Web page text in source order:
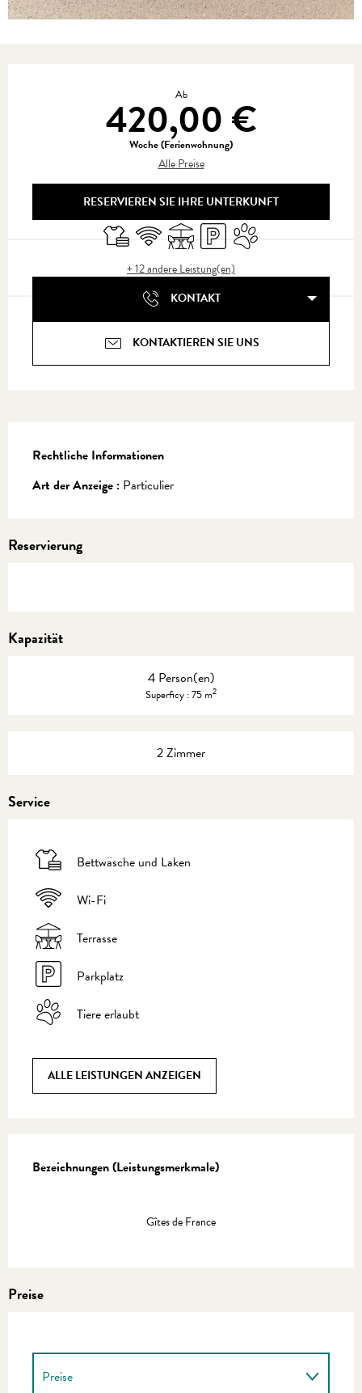
Ab
420,00 €
Woche (Ferienwohnung)
Alle Preise
RESERVIEREN SIE IHRE UNTERKUNFT
Bettwäsche und Laken
Wi-Fi TerrasseParkplatzTiere erlaubt
+ 12 andere Leistung(en)
KONTAKT
KONTAKTIEREN SIE UNS
Rechtliche Informationen
Rechtliche Informationen
Art der Anzeige : Particulier
Reservierung
Kapazität
4 Person(en)
Superficy : 75 m2
2 Zimmer
Service
Bettwäsche und Laken
Wi-Fi
Terrasse
Parkplatz
Tiere erlaubt
ALLE LEISTUNGEN ANZEIGEN
Bezeichnungen (Leistungsmerkmale)
Bezeichnungen (Leistungsmerkmale)
Gîtes de France
Preise
Preise